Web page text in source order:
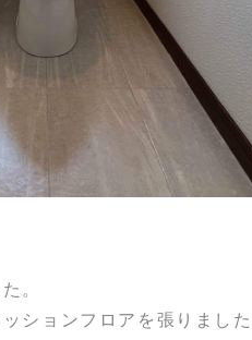
。
ションフロアを張りました